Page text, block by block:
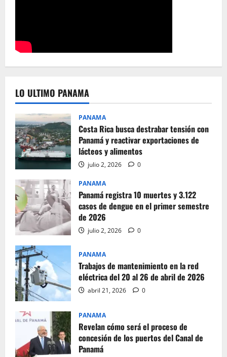
LO ULTIMO PANAMA
PANAMA
Costa Rica busca destrabar tensión con
Panamá y reactivar exportaciones de
lácteos y alimentos
julio 2, 2026 0
PANAMA
Panamá registra 10 muertes y 3.122
casos de dengue en el primer semestre
de 2026
julio 2, 2026 0
PANAMA
Trabajos de mantenimiento en la red
eléctrica del 20 al 26 de abril de 2026
abril 21, 2026 0
PANAMA
Revelan cómo será el proceso de
concesión de los puertos del Canal de
Panamá